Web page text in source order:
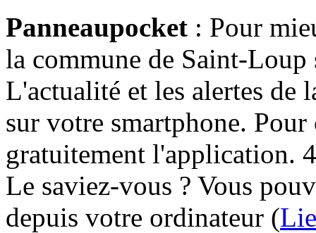
Panneaupocket : Pour
la commune de Saint-Loup
L'actualité et les alertes de
sur votre smartphone.
gratuitement l'application.
Le saviez-vous ? Vous
depuis votre ordinateur (